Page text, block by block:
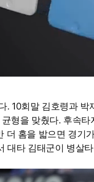
. 10회말 김호령과
형을 맞췄다. 후속
더 홈을 밟으면 경기
대타 김태군이 병살